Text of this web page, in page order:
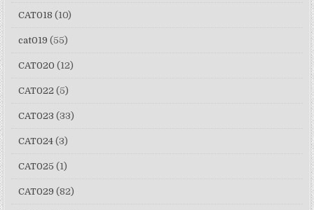
CAT018 (10)
cat019 (55)
CAT020 (12)
CAT022 (5)
CAT023 (33)
CAT024 (3)
CAT025 (1)
CAT029 (82)